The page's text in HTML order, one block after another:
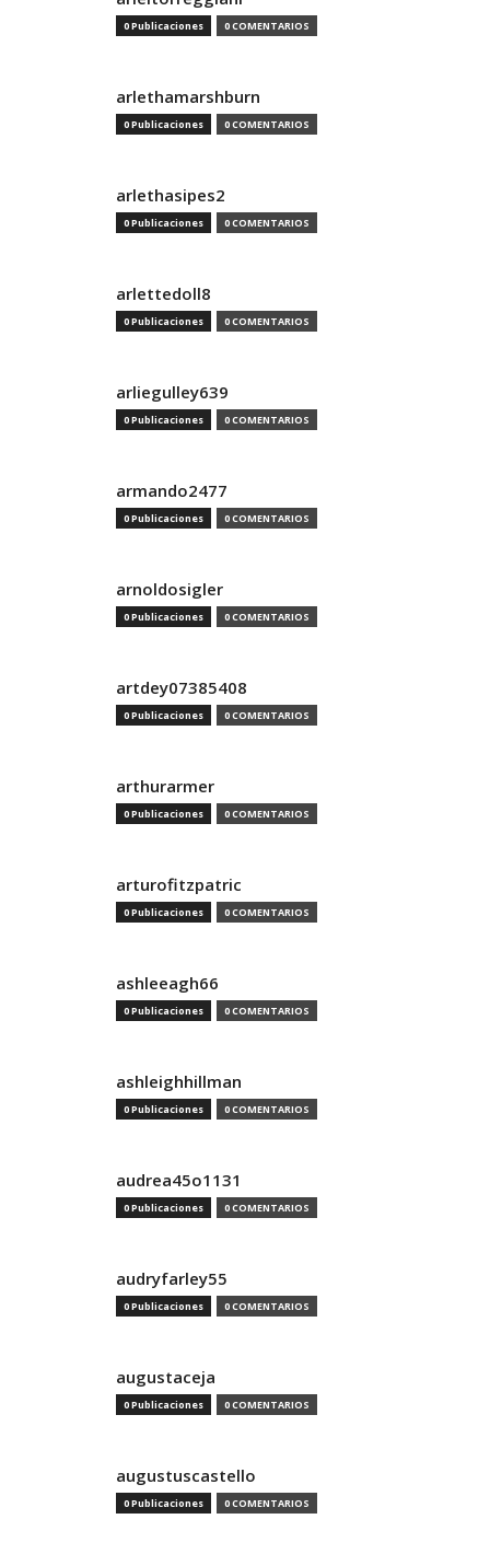
0 Publicaciones 0 COMENTARIOS
arlethamarshburn
0 Publicaciones 0 COMENTARIOS
arlethasipes2
0 Publicaciones 0 COMENTARIOS
arlettedoll8
0 Publicaciones 0 COMENTARIOS
arliegulley639
0 Publicaciones 0 COMENTARIOS
armando2477
0 Publicaciones 0 COMENTARIOS
arnoldosigler
0 Publicaciones 0 COMENTARIOS
artdey07385408
0 Publicaciones 0 COMENTARIOS
arthurarmer
0 Publicaciones 0 COMENTARIOS
arturofitzpatric
0 Publicaciones 0 COMENTARIOS
ashleeagh66
0 Publicaciones 0 COMENTARIOS
ashleighhillman
0 Publicaciones 0 COMENTARIOS
audrea45o1131
0 Publicaciones 0 COMENTARIOS
audryfarley55
0 Publicaciones 0 COMENTARIOS
augustaceja
0 Publicaciones 0 COMENTARIOS
augustuscastello
0 Publicaciones 0 COMENTARIOS